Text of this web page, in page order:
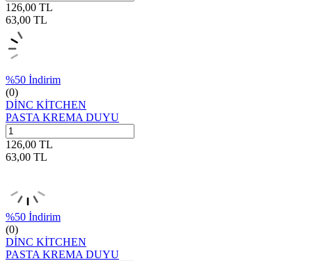
126,00 TL
63,00 TL
%50 İndirim
(0)
DİNC KİTCHEN
PASTA KREMA DUYU
126,00 TL
63,00 TL
%50 İndirim
(0)
DİNC KİTCHEN
PASTA KREMA DUYU